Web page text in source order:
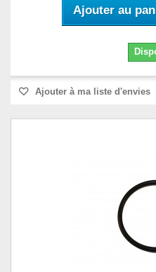
Ajouter au
Ajouter à ma liste d'envies